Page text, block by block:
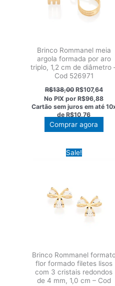
Brinco Rommanel meia
argola formada por aro
triplo, 1,2 cm de diâmetro
Cod 526971
R$138,00 O
preço
original
era:
R$138,00.
R$107,64O
atual
é:
No PIX porR$96,88
Cartão sem juros em até
de R$10,76
Comprar agora
Sale!
Brinco Rommanel
flor formado filetes lisos
com 3 cristais redondos
de 4 mm, 1,0 cm – Cod